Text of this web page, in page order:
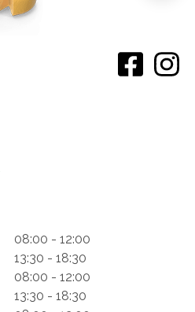
08:00 - 12:00
13:30 - 18:30
08:00 - 12:00
13:30 - 18:30